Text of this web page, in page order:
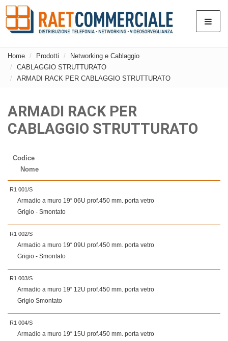
Home Prodotti
Networking e Cablaggio
CABLAGGIO STRUTTURATO
ARMADI RACK PER CABLAGGIO STRUTTURATO
ARMADI RACK PER
CABLAGGIO STRUTTURATO
Codice
Nome
R1 001/S
Armadio a muro 19“ 06U prof.450 mm. porta vetro
Grigio - Smontato
R1 002/S
Armadio a muro 19“ 09U prof.450 mm. porta vetro
Grigio - Smontato
R1 003/S
Armadio a muro 19“ 12U prof.450 mm. porta vetro
Grigio Smontato
R1 004/S
Armadio a muro 19“ 15U prof.450 mm. porta vetro